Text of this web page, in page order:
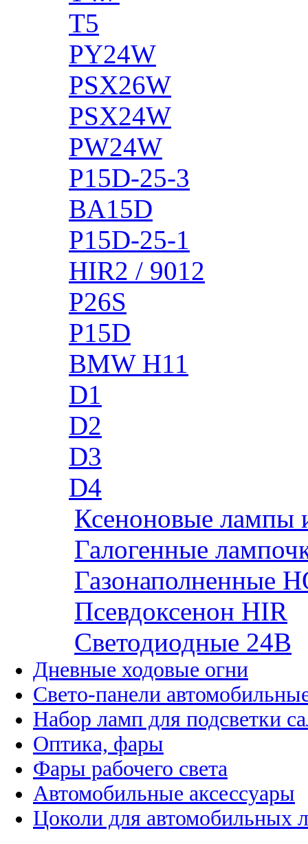
T5
PY24W
PSX26W
PSX24W
PW24W
P15D-25-3
BA15D
P15D-25-1
HIR2 / 9012
P26S
P15D
BMW H11
D1
D2
D3
D4
Ксеноновые лампы
Галогенные
Газонаполненные
Псевдоксенон HIR
Cветодиодные 24B
Дневные ходовые огни
Свето-панели
Набор ламп для подсветки
Оптика, фары
Фары рабочего света
Автомобильные аксессуары
Цоколи для автомобильных